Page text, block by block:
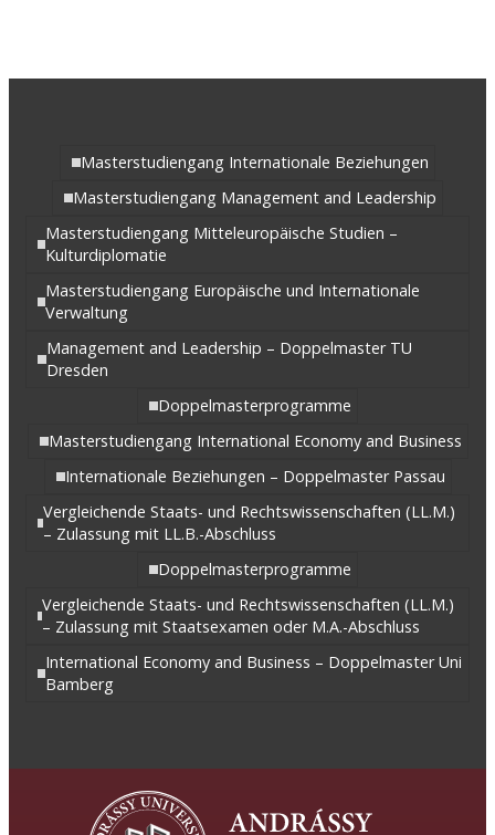
Masterstudiengang Internationale Beziehungen
Masterstudiengang Management and Leadership
Masterstudiengang Mitteleuropäische Studien –
Kulturdiplomatie
Masterstudiengang Europäische und Internationale
Verwaltung
Management and Leadership – Doppelmaster TU
Dresden
Doppelmasterprogramme
Masterstudiengang International Economy and Business
Internationale Beziehungen – Doppelmaster Passau
Vergleichende Staats- und Rechtswissenschaften (LL.M.)
– Zulassung mit LL.B.-Abschluss
Doppelmasterprogramme
Vergleichende Staats- und Rechtswissenschaften (LL.M.)
– Zulassung mit Staatsexamen oder M.A.-Abschluss
International Economy and Business – Doppelmaster Uni
Bamberg